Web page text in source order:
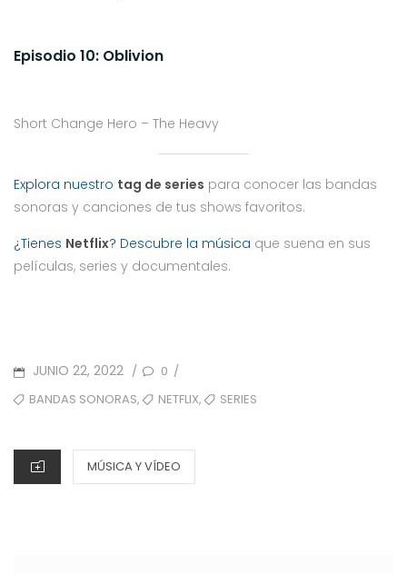
Episodio 10: Oblivion
Short Change Hero – The Heavy
Explora nuestro tag de series para conocer las bandas
sonoras y canciones de tus shows favoritos.
¿Tienes Netflix? Descubre la música que suena en sus
películas, series y documentales.
POSTED
ON
JUNIO 22, 2022 / 0 /
TAGSBANDAS SONORAS, NETFLIX, SERIES
CATEGORIES
MÚSICA Y VÍDEO